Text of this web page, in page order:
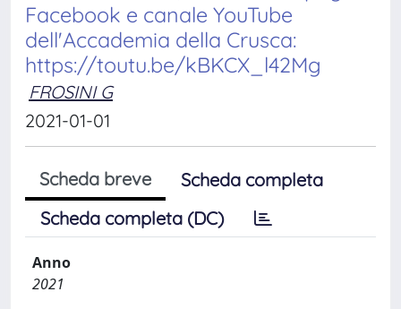
Facebook e canale YouTube
dell'Accademia della Crusca:
https://toutu.be/kBKCX_l42Mg
FROSINI G
2021-01-01
Scheda breve
Scheda completa
Scheda completa (DC)
Anno
2021